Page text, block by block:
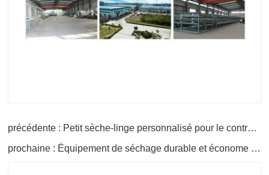
précédente : Petit sèche-linge personnalisé pour le contreplaqué
prochaine : Équipement de séchage durable et économe en énergie